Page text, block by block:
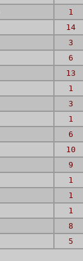
1
14
3
6
13
1
3
1
6
10
9
1
1
1
8
5